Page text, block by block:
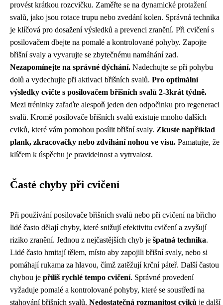
provést krátkou rozcvičku. Zaměřte se na dynamické protažení
svalů, jako jsou rotace trupu nebo zvedání kolen. Správná technika
je klíčová pro dosažení výsledků a prevenci zranění. Při cvičení s
posilovačem dbejte na pomalé a kontrolované pohyby. Zapojte
břišní svaly a vyvarujte se zbytečnému namáhání zad.
Nezapomínejte na správné dýchání. Nadechujte se při pohybu
dolů a vydechujte při aktivaci břišních svalů. Pro optimální
výsledky cvičte s posilovačem břišních svalů 2-3krát týdně.
Mezi tréninky zařaďte alespoň jeden den odpočinku pro regeneraci
svalů. Kromě posilovače břišních svalů existuje mnoho dalších
cviků, které vám pomohou posílit břišní svaly. Zkuste například
plank, zkracovačky nebo zdvihání nohou ve visu. Pamatujte, že
klíčem k úspěchu je pravidelnost a vytrvalost.
Časté chyby při cvičení
Při používání posilovače břišních svalů nebo při cvičení na břicho
lidé často dělají chyby, které snižují efektivitu cvičení a zvyšují
riziko zranění. Jednou z nejčastějších chyb je špatná technika.
Lidé často hmitají tělem, místo aby zapojili břišní svaly, nebo si
pomáhají rukama za hlavou, čímž zatěžují krční páteř. Další častou
chybou je příliš rychlé tempo cvičení. Správné provedení
vyžaduje pomalé a kontrolované pohyby, které se soustředí na
stahování břišních svalů. Nedostatečná rozmanitost cviků je další